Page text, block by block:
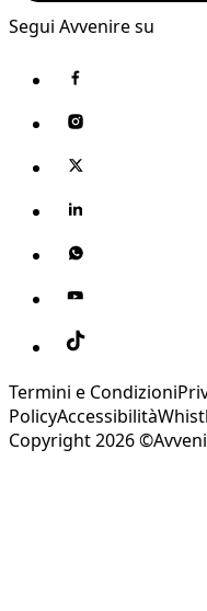
Segui Avvenire su
Termini e Condizioni
PolicyAccessibilità
Copyright 2026